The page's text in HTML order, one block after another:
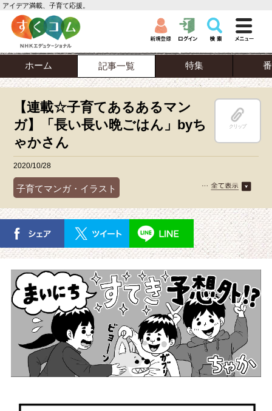
アイデア満載、子育て応援。
ホーム 記事一覧 特集
【連載☆子育てあるあるマン
ガ】「長い長い晩ごはん」byち
ゃかさん
クリップ
2020/10/28
子育てマンガ・イラスト